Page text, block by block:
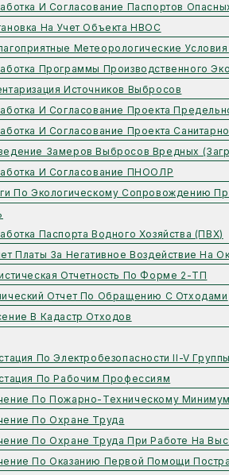
И Согласование Паспортов
На Учет Объекта НВОС
Метеорологические
Программы Производственного
Источников Выбросов
И Согласование Проекта
И Согласование Проекта
Замеров Выбросов Вредных
И Согласование ПНООЛР
По Экологическому Сопровождению
Паспорта Водного Хозяйства (ПВХ)
Платы За Негативное Воздействие
Отчетность По Форме 2-ТП
Отчет По Обращению С Отходами
В Кадастр Отходов
По Электробезопасности II-V
По Рабочим Профессиям
По Пожарно-Техническому
По Охране Труда
По Охране Труда При Работе На
По Оказанию Первой Помощи